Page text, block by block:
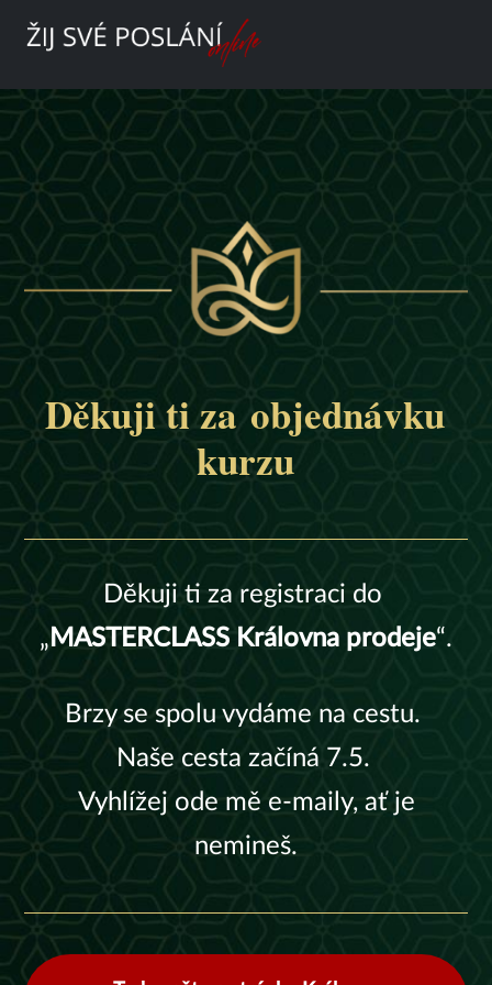
Děkuji ti za objednávku
kurzu
Děkuji ti za registraci do
„ MASTERCLASS Královna prodeje“.
Brzy se spolu vydáme na cestu.
Naše cesta začíná 7.5.
Vyhlížej ode mě e-maily, ať je
nemineš.